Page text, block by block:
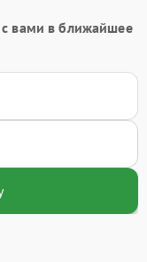
вами в ближайшее